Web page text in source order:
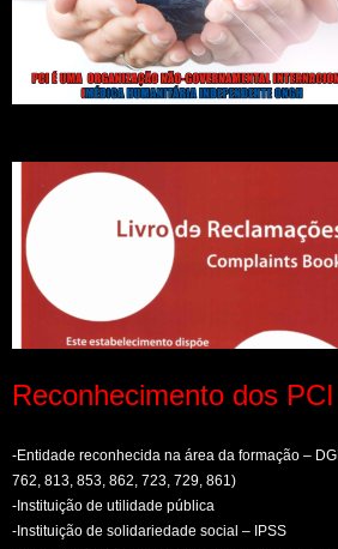
Reconhecimento dos PCI
-Entidade reconhecida na área da formação –
762, 813, 853, 862, 723, 729, 861)
-Instituição de utilidade pública
-Instituição de solidariedade social – IPSS